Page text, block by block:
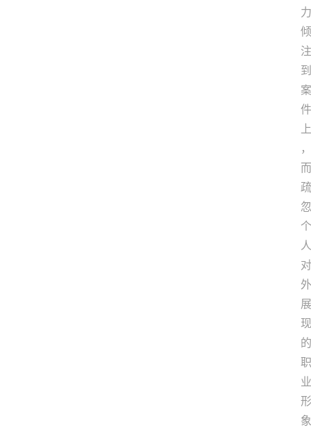
力
倾
注
到
案
件
上
，
而
疏
忽
个
人
对
外
展
现
的
职
业
形
象